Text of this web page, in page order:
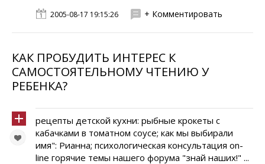
2005-08-17 19:15:26 + Комментировать
КАК ПРОБУДИТЬ ИНТЕРЕС К
САМОСТОЯТЕЛЬНОМУ ЧТЕНИЮ У
РЕБЕНКА?
рецепты детской кухни: рыбные крокеты с
кабачками в томатном соусе; как мы выбирали
имя": Рианна; психологическая консультация on-
line горячие темы нашего форума "знай наших!" ...